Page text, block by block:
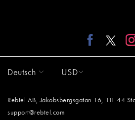
Deutsch USD
Rebtel AB, Jakobsbergsgatan 16, 111 44
support@rebtel.com